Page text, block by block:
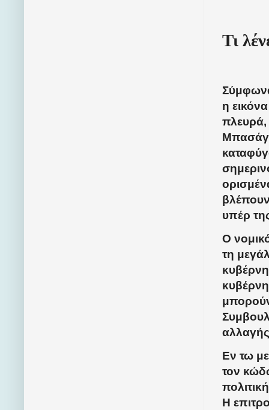
Τι
η
πλευρά,
υπέρ
Ο
τη
αλλαγής
Εν τω
τον
Η